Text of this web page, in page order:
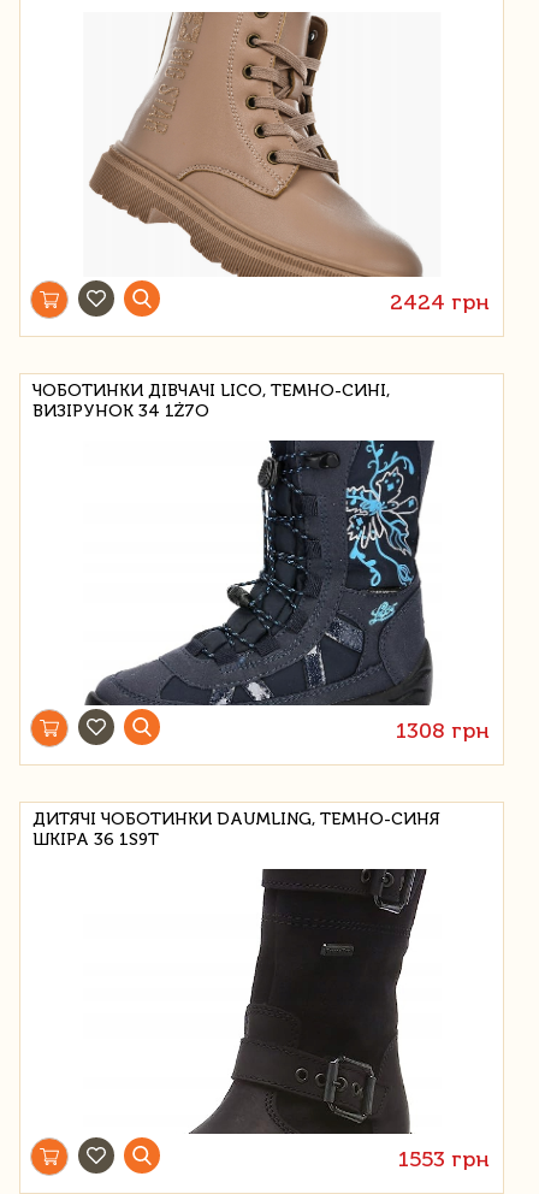
2424 грн
ЧОБОТИНКИ ДІВЧАЧІ LICO, ТЕМНО-СИНІ,
ВИЗІРУНОК 34 1Ż7O
1308 грн
ДИТЯЧІ ЧОБОТИНКИ DAUMLING, ТЕМНО-СИНЯ
ШКІРА 36 1S9T
1553 грн